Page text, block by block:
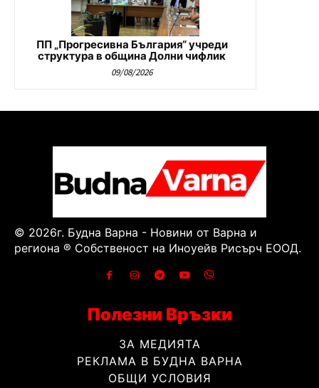
ПП „Прогресивна България“ учреди
структура в община Долни чифлик
09/08/2026
© 2026г. Будна Варна - Новини от Варна и
региона ® Собственост на Иноуейв Рисърч ЕООД.
Полезни Връзки
ЗА МЕДИЯТА
РЕКЛАМА В БУДНА ВАРНА
ОБЩИ УСЛОВИЯ